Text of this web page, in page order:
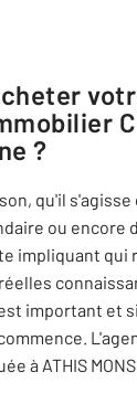
?
qu'il
ou encore
impliquant qui
important et
à ATHIS MONS